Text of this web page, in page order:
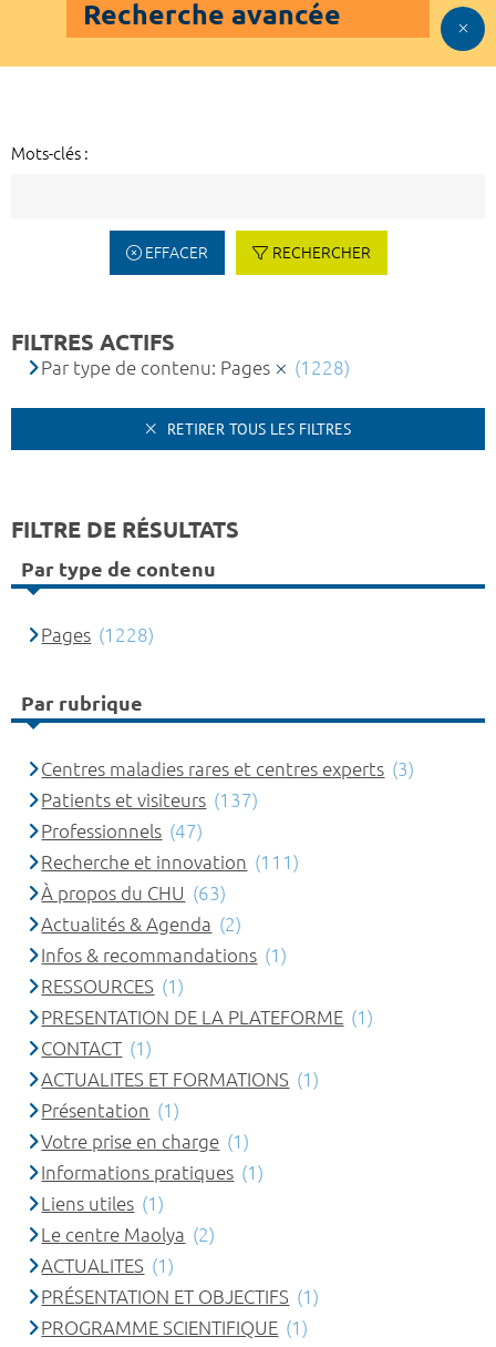
Recherche avancée
Mots-clés :
EFFACER RECHERCHER
FILTRES ACTIFS
Par type de contenu: Pages (1228)
RETIRER TOUS LES FILTRES
FILTRE DE RÉSULTATS
Par type de contenu
Pages (1228)
Par rubrique
Centres maladies rares et centres experts (3)
Patients et visiteurs (137)
Professionnels (47)
Recherche et innovation (111)
À propos du CHU (63)
Actualités & Agenda (2)
Infos & recommandations (1)
RESSOURCES (1)
PRESENTATION DE LA PLATEFORME (1)
CONTACT (1)
ACTUALITES ET FORMATIONS (1)
Présentation (1)
Votre prise en charge (1)
Informations pratiques (1)
Liens utiles (1)
Le centre Maolya (2)
ACTUALITES (1)
PRÉSENTATION ET OBJECTIFS (1)
PROGRAMME SCIENTIFIQUE (1)